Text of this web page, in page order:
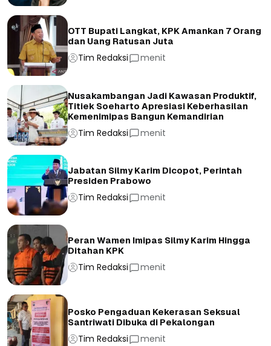
OTT Bupati Langkat, KPK Amankan 7 Orang
dan Uang Ratusan Juta
Tim Redaksi menit
Nusakambangan Jadi Kawasan Produktif,
Titiek Soeharto Apresiasi Keberhasilan
Kemenimipas Bangun Kemandirian
Tim Redaksi menit
Jabatan Silmy Karim Dicopot, Perintah
Presiden Prabowo
Tim Redaksi menit
Peran Wamen Imipas Silmy Karim Hingga
Ditahan KPK
Tim Redaksi menit
Posko Pengaduan Kekerasan Seksual
Santriwati Dibuka di Pekalongan
Tim Redaksi menit